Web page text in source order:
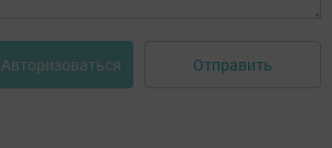
Авторизоваться Отправить